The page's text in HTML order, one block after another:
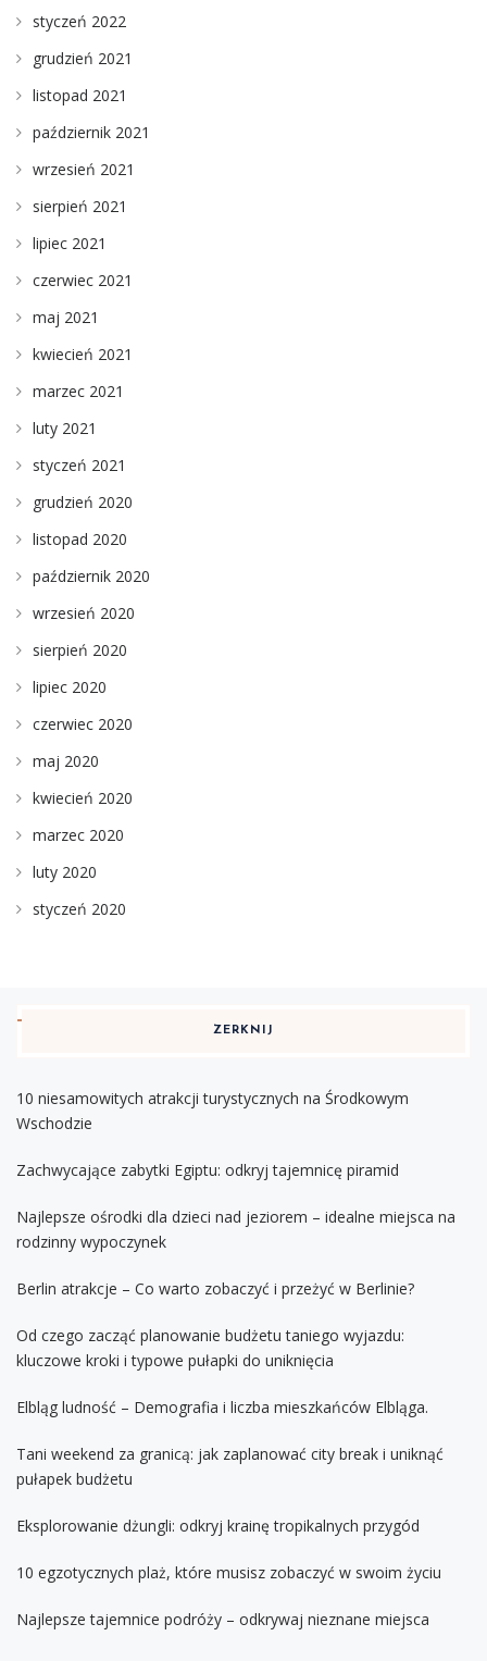
styczeń 2022
grudzień 2021
listopad 2021
październik 2021
wrzesień 2021
sierpień 2021
lipiec 2021
czerwiec 2021
maj 2021
kwiecień 2021
marzec 2021
luty 2021
styczeń 2021
grudzień 2020
listopad 2020
październik 2020
wrzesień 2020
sierpień 2020
lipiec 2020
czerwiec 2020
maj 2020
kwiecień 2020
marzec 2020
luty 2020
styczeń 2020
ZERKNIJ
10 niesamowitych atrakcji turystycznych na Środkowym
Wschodzie
Zachwycające zabytki Egiptu: odkryj tajemnicę piramid
Najlepsze ośrodki dla dzieci nad jeziorem – idealne miejsca na
rodzinny wypoczynek
Berlin atrakcje – Co warto zobaczyć i przeżyć w Berlinie?
Od czego zacząć planowanie budżetu taniego wyjazdu:
kluczowe kroki i typowe pułapki do uniknięcia
Elbląg ludność – Demografia i liczba mieszkańców Elbląga.
Tani weekend za granicą: jak zaplanować city break i uniknąć
pułapek budżetu
Eksplorowanie dżungli: odkryj krainę tropikalnych przygód
10 egzotycznych plaż, które musisz zobaczyć w swoim życiu
Najlepsze tajemnice podróży – odkrywaj nieznane miejsca